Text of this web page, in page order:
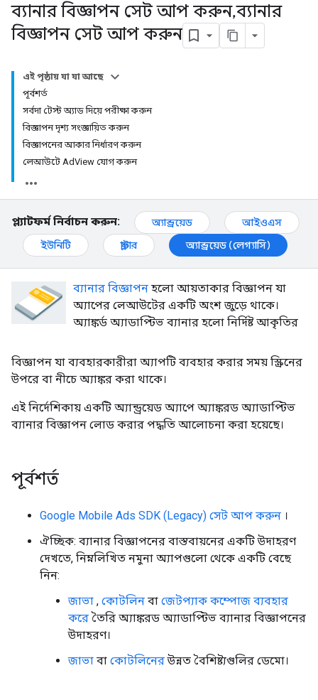
ব্যানার বিজ্ঞাপন সেট আপ করুন,ব্যানার
বিজ্ঞাপন সেট আপ করুন
এই পৃষ্ঠায় যা যা আছে
পূর্বশর্ত
সর্বদা টেস্ট অ্যাড দিয়ে পরীক্ষা করুন
বিজ্ঞাপন দৃশ্য সংজ্ঞায়িত করুন
বিজ্ঞাপনের আকার নির্ধারণ করুন
লেআউটে AdView যোগ করুন
প্ল্যাটফর্ম নির্বাচন করুন: অ্যান্ড্রয়েড
আইওএস
ইউনিটি
ফ্লাটার অ্যান্ড্রয়েড (লেগ্যাসি)
ব্যানার বিজ্ঞাপনহলো আয়তাকার বিজ্ঞাপন যা
অ্যাপের লেআউটের একটি অংশ জুড়ে থাকে।
অ্যাঙ্কর্ড অ্যাডাপ্টিভ ব্যানার হলো নির্দিষ্ট আকৃতির
বিজ্ঞাপন যা ব্যবহারকারীরা অ্যাপটি ব্যবহার করার সময় স্ক্রিনের
উপরে বা নীচে অ্যাঙ্কর করা থাকে।
এই নির্দেশিকায় একটি অ্যান্ড্রয়েড অ্যাপে অ্যাঙ্করড অ্যাডাপ্টিভ
ব্যানার বিজ্ঞাপন লোড করার পদ্ধতি আলোচনা করা হয়েছে।
পূর্বশর্ত
Google Mobile Ads SDK (Legacy) সেট আপ করুন ।
ঐচ্ছিক: ব্যানার বিজ্ঞাপনের বাস্তবায়নের একটি উদাহরণ
দেখতে, নিম্নলিখিত নমুনা অ্যাপগুলো থেকে একটি বেছে
নিন:
জাভা , কোটলিন বা জেটপ্যাক কম্পোজ ব্যবহার
করে তৈরি অ্যাঙ্করড অ্যাডাপ্টিভ ব্যানার বিজ্ঞাপনের
উদাহরণ।
জাভা বা কোটলিনেরউন্নত বৈশিষ্ট্যগুলির ডেমো।